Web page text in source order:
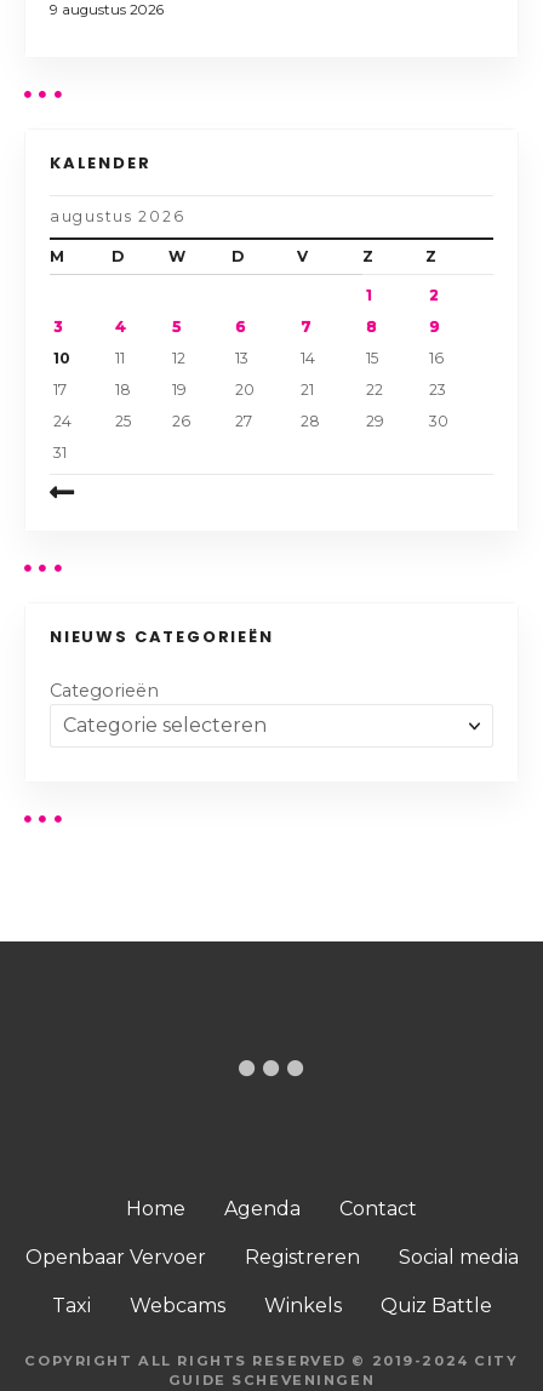
9 augustus 2026
KALENDER
augustus 2026
M D W D V Z Z
1
2
3
4 5 6 7 8
9
10
11 12 13 14 15
16
17
18 19 20 21 22
23
24
25 26 27 28 29
30
31
NIEUWS CATEGORIEËN
Categorieën
Home Agenda Contact
Openbaar Vervoer Registreren Social media
Taxi Webcams Winkels Quiz Battle
COPYRIGHT ALL RIGHTS RESERVED © 2019-2024 CITY
GUIDE SCHEVENINGEN